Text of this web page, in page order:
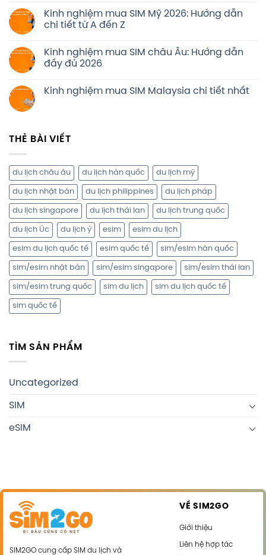
Kinh nghiệm mua SIM Mỹ 2026: Hướng dẫn
chi tiết từ A đến Z
Kinh nghiệm mua SIM châu Âu: Hướng dẫn
đầy đủ 2026
Kinh nghiệm mua SIM Malaysia chi tiết nhất
THẺ BÀI VIẾT
du lịch châu âu du lịch hàn quốc du lịch mỹ
du lịch nhật bản du lịch philippines du lịch pháp
du lịch singapore du lịch thái lan du lịch trung quốc
du lịch Úc du lịch ý esim esim du lịch
esim du lịch quốc tế esim quốc tế sim/esim hàn quốc
sim/esim nhật bản sim/esim singapore sim/esim thái lan
sim/esim trung quốc sim du lịch sim du lịch quốc tế
sim quốc tế
TÌM SẢN PHẨM
Uncategorized
SIM
eSIM
SIM2GO cung cấp SIM du lịch và
VỀ SIM2GO
Giới thiệu
Liên hệ hợp tác